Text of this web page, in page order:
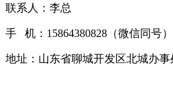
联系人：李总
手 机：15864380828（微信同号）
地址：山东省聊城开发区北城办